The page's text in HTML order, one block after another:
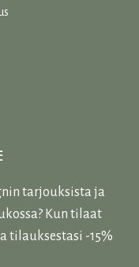
tarjouksista ja
Kun tilaat
tilauksestasi -15%